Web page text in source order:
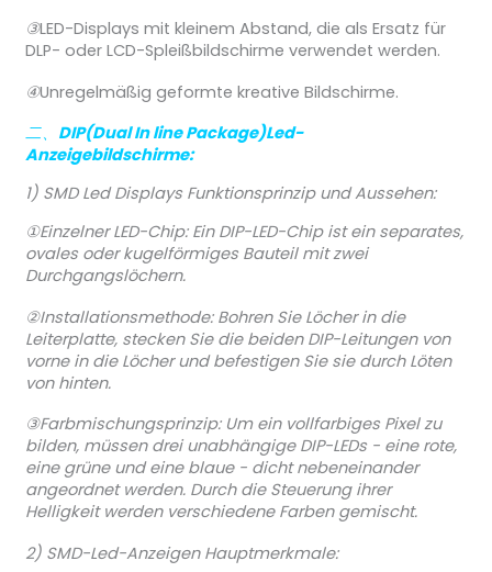
③LED-Displays mit kleinem Abstand, die als Ersatz für
DLP- oder LCD-Spleißbildschirme verwendet werden.
④Unregelmäßig geformte kreative Bildschirme.
二、 DIP(Dual In line Package)Led-
Anzeigebildschirme:
1) SMD Led Displays Funktionsprinzip und Aussehen:
①Einzelner LED-Chip: Ein DIP-LED-Chip ist ein separates,
ovales oder kugelförmiges Bauteil mit zwei
Durchgangslöchern.
②Installationsmethode: Bohren Sie Löcher in die
Leiterplatte, stecken Sie die beiden DIP-Leitungen von
vorne in die Löcher und befestigen Sie sie durch Löten
von hinten.
③Farbmischungsprinzip: Um ein vollfarbiges Pixel zu
bilden, müssen drei unabhängige DIP-LEDs - eine rote,
eine grüne und eine blaue - dicht nebeneinander
angeordnet werden. Durch die Steuerung ihrer
Helligkeit werden verschiedene Farben gemischt.
2) SMD-Led-Anzeigen Hauptmerkmale: